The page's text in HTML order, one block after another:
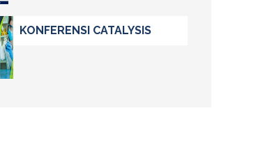
KONFERENSI CATALYSIS